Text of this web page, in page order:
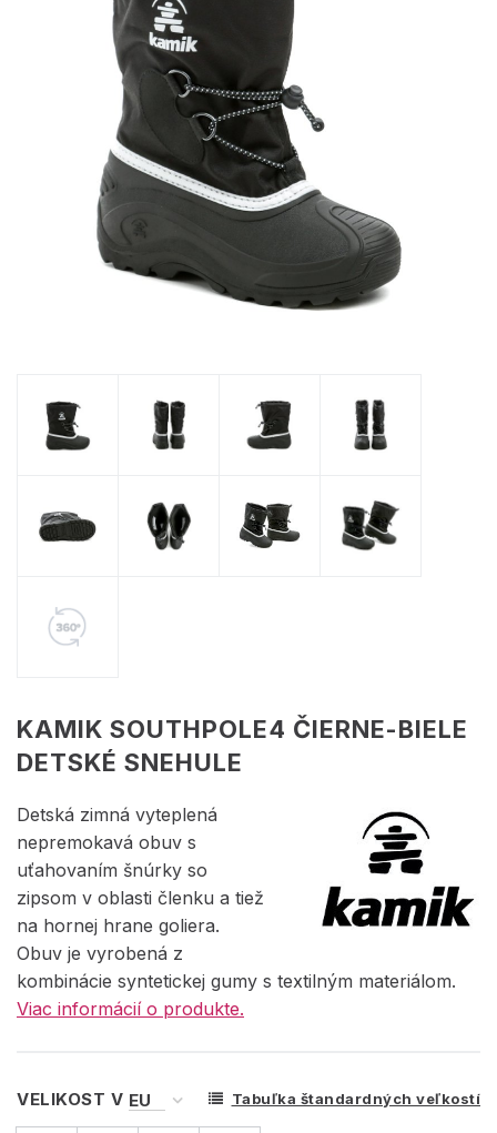
KAMIK SOUTHPOLE4 ČIERNE-BIELE
DETSKÉ SNEHULE
Detská zimná vyteplená
nepremokavá obuv s
uťahovaním šnúrky so
zipsom v oblasti členku a tiež
na hornej hrane goliera.
Obuv je vyrobená z
kombinácie syntetickej gumy s textilným materiálom.
Viac informácií o produkte.
VELIKOST V Tabuľka štandardných veľkostí